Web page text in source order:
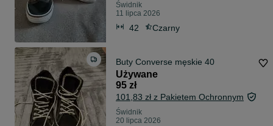
Świdnik
11 lipca 2026
42 Czarny
Buty Converse męskie 40
Używane
95 zł
101,83 zł z Pakietem Ochronnym
Świdnik
20 lipca 2026